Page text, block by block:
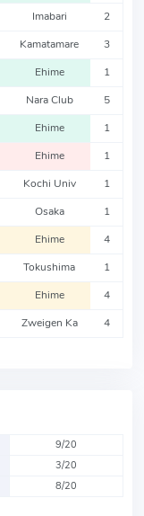
Imabari 2
Kamatamare 3
Ehime 1
Nara Club 5
Ehime 1
Ehime 1
Kochi Univ 1
Osaka 1
Ehime 4
Tokushima 1
Ehime 4
Zweigen Ka 4
9/20
3/20
8/20